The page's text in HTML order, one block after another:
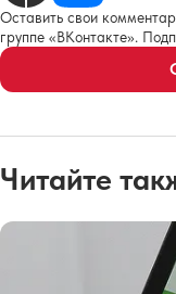
Оставить свои
группе «ВКонтакте».
Читайте